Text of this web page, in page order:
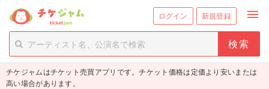
ログイン 新規登録 menu
person_add 新規会員登録
チケットを探す
チケジャムはチケット売買アプリです。チケット価格は定価より安いまたは
高い場合があります。